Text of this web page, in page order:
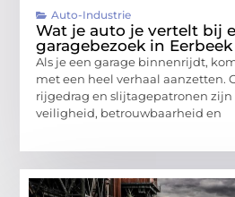
Auto-Industrie
Wat je auto je vertelt bij
garagebezoek in Eerbeek
Als je een garage binnenrijdt,
met een heel verhaal aanzetten.
rijgedrag en slijtagepatronen zijn
veiligheid, betrouwbaarheid en